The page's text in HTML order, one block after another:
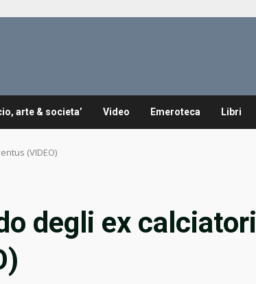
arte & societa’ Video Emeroteca Libri
(VIDEO)
degli ex calciatori